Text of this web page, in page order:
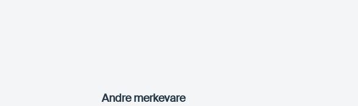
Andre merkevare